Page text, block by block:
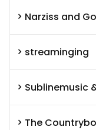
Narziss and
streaminging
Sublinemusic
The